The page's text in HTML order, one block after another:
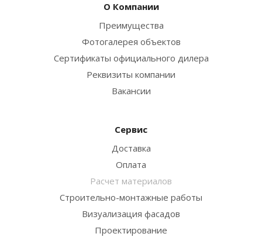
О Компании
Преимущества
Фотогалерея объектов
Сертификаты официального дилера
Реквизиты компании
Вакансии
Сервис
Доставка
Оплата
Расчет материалов
Строительно-монтажные работы
Визуализация фасадов
Проектирование